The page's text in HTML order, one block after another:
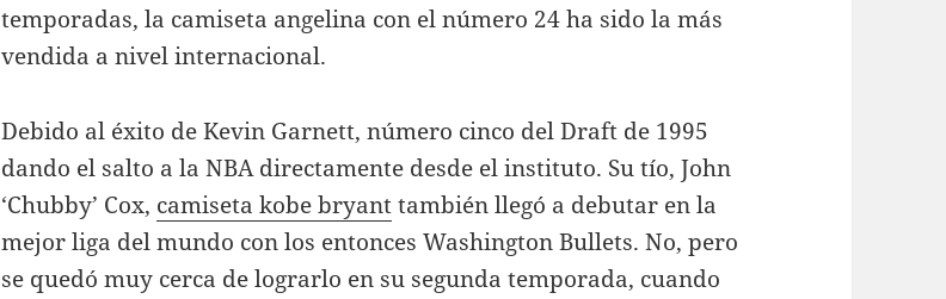
temporadas, la camiseta angelina con el número 24 ha sido la más
vendida a nivel internacional.
Debido al éxito de Kevin Garnett, número cinco del Draft de 1995
dando el salto a la NBA directamente desde el instituto. Su tío, John
‘Chubby’ Cox, camiseta kobe bryanttambién llegó a debutar en la
mejor liga del mundo con los entonces Washington Bullets. No, pero
se quedó muy cerca de lograrlo en su segunda temporada, cuando